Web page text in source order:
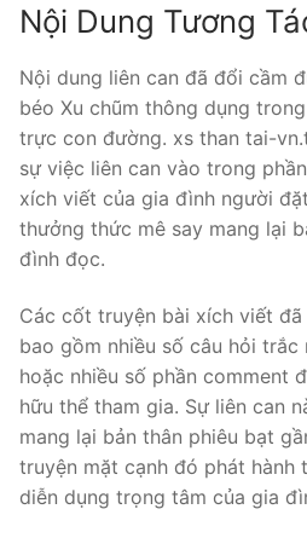
Nội Dung Tương
Nội dung liên can đã đổi cầm
béo Xu chũm thông dụng
trực con đường. xs than tai-
sự việc liên can vào trong
xích viết của gia đình người
thưởng thức mê say mang lại
đình đọc.
Các cốt truyện bài xích viết
bao gồm nhiều số câu hỏi trắc
hoặc nhiều số phần comment
hữu thể tham gia. Sự liên can
mang lại bản thân phiêu bạt
truyện mặt cạnh đó phát
diễn dụng trọng tâm của gia